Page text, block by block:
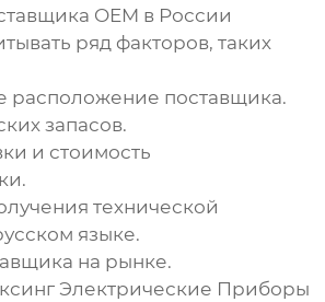
OEM в России
ряд факторов, таких
расположение поставщика.
запасов.
и стоимость
технической
языке.
на рынке.
Электрические Приборы